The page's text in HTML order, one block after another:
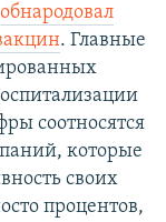
обнародовал
. Главные
соотносятся
которые
своих
процентов,